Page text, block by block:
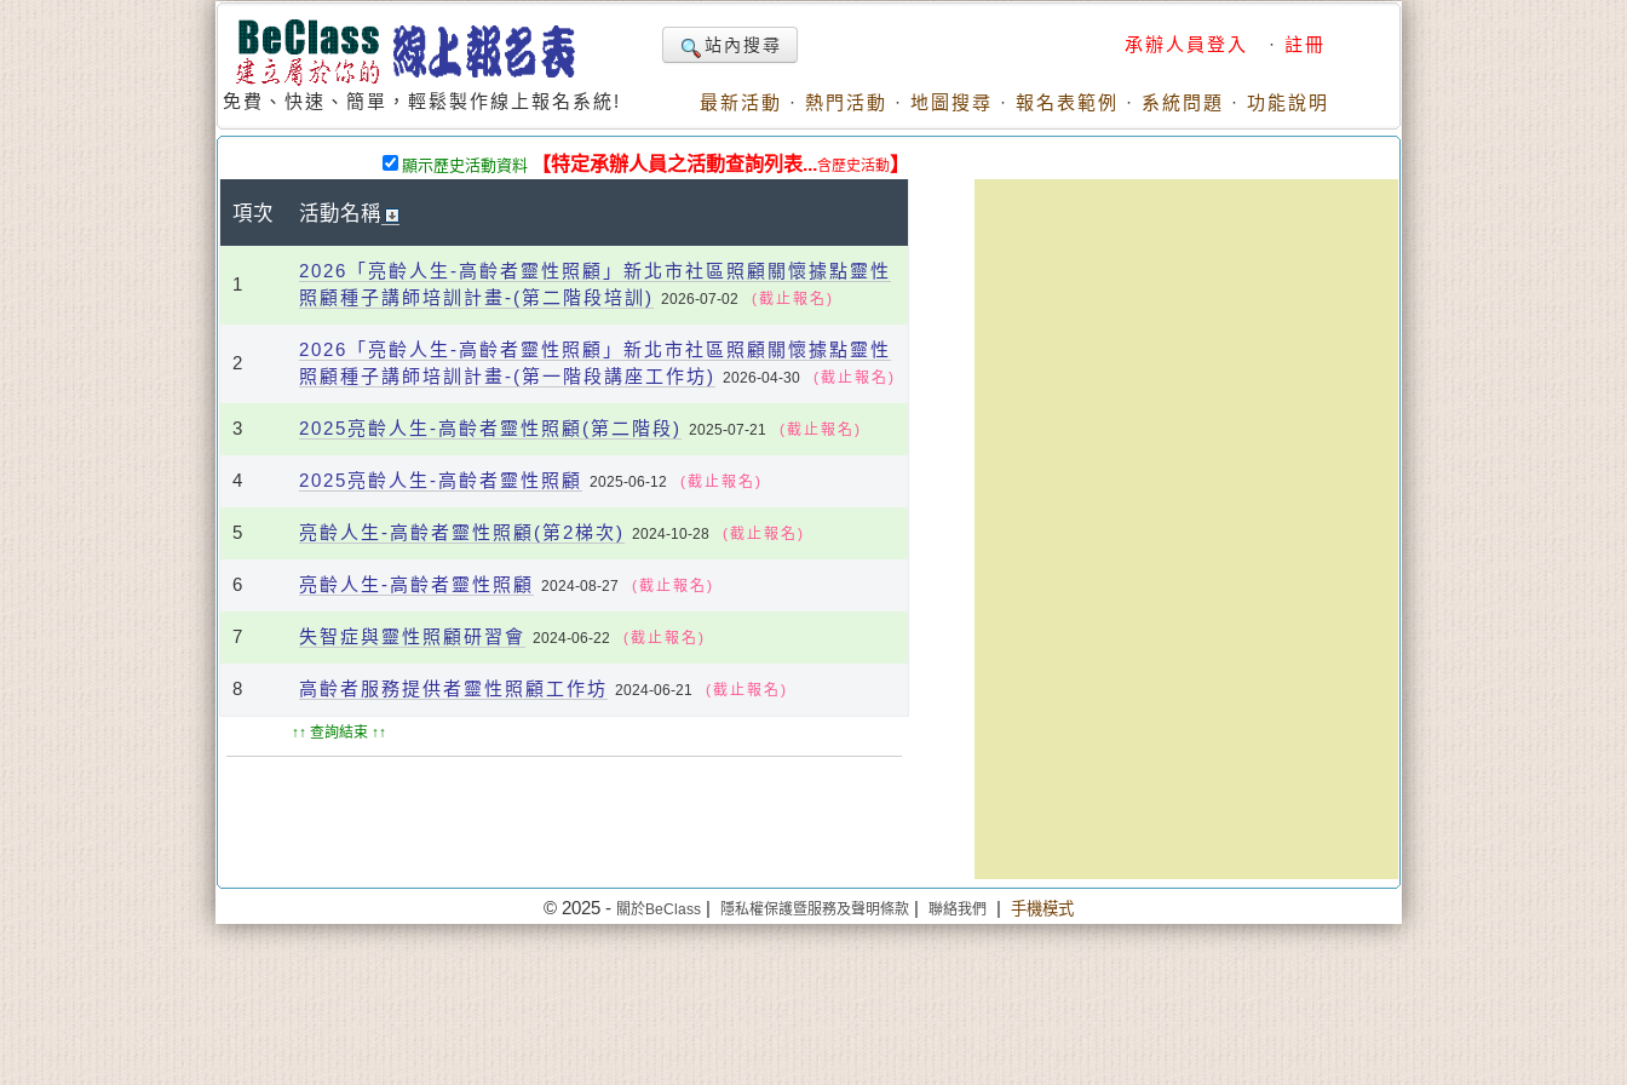
免費、快速、簡單，輕鬆製作線上報名系統!
站內搜尋 承辦人員登入 · 註冊
最新活動 · 熱門活動 · 地圖搜尋 · 報名表範例 · 系統問題 · 功能說明
顯示歷史活動資料 【特定承辦人員之活動查詢列表...含歷史活動】
項次 活動名稱
1
2026「亮齡人生-高齡者靈性照顧」新北市社區照顧關懷據點靈性
照顧種子講師培訓計畫-(第二階段培訓)
2026-07-02 (截止報名)
2
2026「亮齡人生-高齡者靈性照顧」新北市社區照顧關懷據點靈性
照顧種子講師培訓計畫-(第一階段講座工作坊)
2026-04-30 (截止報名)
3 2025亮齡人生-高齡者靈性照顧(第二階段) 2025-07-21 (截止報名)
4 2025亮齡人生-高齡者靈性照顧 2025-06-12 (截止報名)
5 亮齡人生-高齡者靈性照顧(第2梯次) 2024-10-28 (截止報名)
6 亮齡人生-高齡者靈性照顧 2024-08-27 (截止報名)
7 失智症與靈性照顧研習會 2024-06-22 (截止報名)
8 高齡者服務提供者靈性照顧工作坊 2024-06-21 (截止報名)
↑↑ 查詢結束 ↑↑
© 2025 - 關於BeClass | 隱私權保護暨服務及聲明條款 | 聯絡我們 | 手機模式